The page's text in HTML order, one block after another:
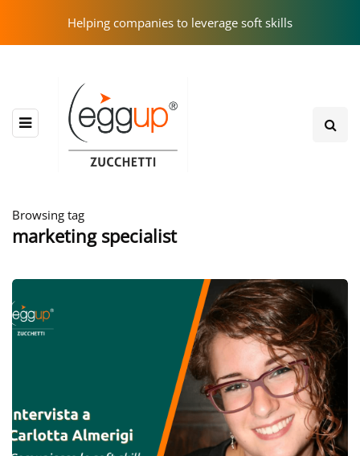
Helping companies to leverage soft skills
Browsing tag
marketing specialist